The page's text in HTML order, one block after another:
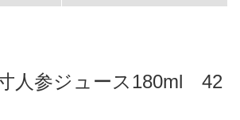
人参ジュース180ml 42